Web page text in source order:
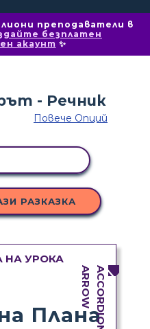
преподаватели в
безплатен
акаунт ✨
Повече Опций
РАЗКАЗКА
НА УРОКА
Плана